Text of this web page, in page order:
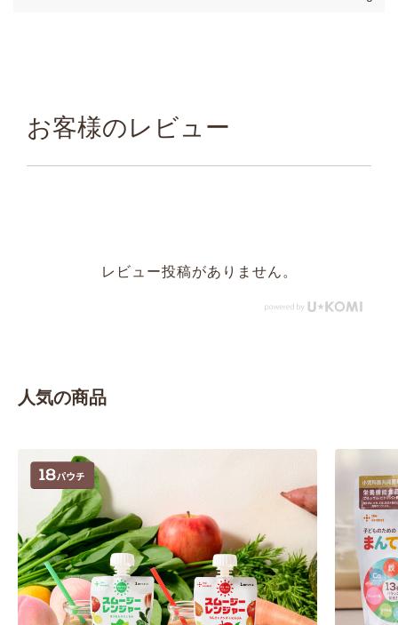
お客様のレビュー
レビュー投稿がありません。
人気の商品